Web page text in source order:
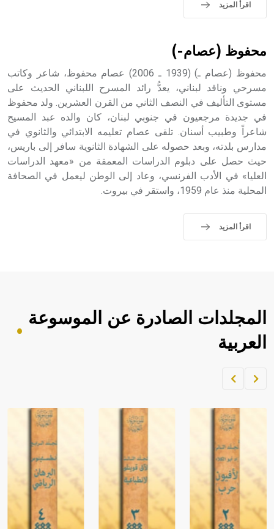
اقرأ المزيد
محفوظ (عصام-)
محفوظ (عصام ـ) (1939 ـ 2006) عصام محفوظ، شاعر وكاتب
مسرحي وناقد لبناني، يعدُّ رائد المسرح اللبناني الحديث على
مستوى التأليف في النصف الثاني من القرن العشرين. ولد محفوظ
في جديدة مرجعيون في جنوبي لبنان، كان والده عبد المسيح
شاعراً وطبيب أسنان. تلقى عصام تعليمه الابتدائي والثانوي في
مدارس بلدته، وبعد حصوله على الشهادة الثانوية سافر إلى باريس،
حيث حصل على دبلوم الدراسات المعمقة من «معهد الدراسات
العليا» في الأدب الفرنسي، وعاد إلى الوطن ليعمل في الصحافة
المحلية منذ عام 1959، واستقر في بيروت.
اقرأ المزيد
المجلدات الصادرة عن الموسوعة
العربية